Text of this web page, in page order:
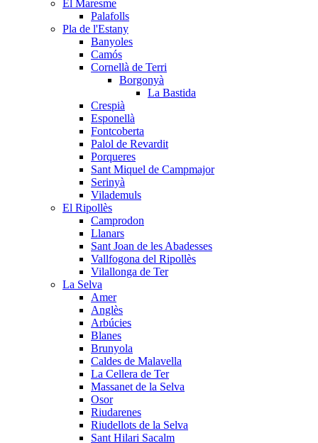
El Maresme
Palafolls
Pla de l'Estany
Banyoles
Camós
Cornellà de Terri
Borgonyà
La Bastida
Crespià
Esponellà
Fontcoberta
Palol de Revardit
Porqueres
Sant Miquel de Campmajor
Serinyà
Vilademuls
El Ripollès
Camprodon
Llanars
Sant Joan de les Abadesses
Vallfogona del Ripollès
Vilallonga de Ter
La Selva
Amer
Anglès
Arbúcies
Blanes
Brunyola
Caldes de Malavella
La Cellera de Ter
Massanet de la Selva
Osor
Riudarenes
Riudellots de la Selva
Sant Hilari Sacalm